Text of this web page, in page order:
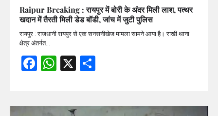
Raipur Breaking : रायपुर में बोरी के अंदर मिली लाश, पत्थर
खदान में तैरती मिली डेड बॉडी, जांच में जुटी पुलिस
रायपुर : राजधानी रायपुर से एक सनसनीखेज मामला सामने आया है। राखी थाना
क्षेत्र अंतर्गत…
Facebook
WhatsApp
X